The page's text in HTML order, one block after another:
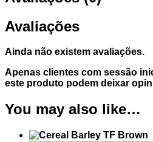
Avaliações
Ainda não existem avaliações.
Apenas clientes com sessão
este produto podem deixar
You may also like…